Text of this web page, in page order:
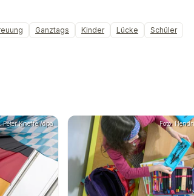
Ganztags Kinder Lücke Schüler
Peter Kneffel/dpa Foto: